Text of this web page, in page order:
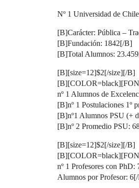
Nº 1 Universidad de Chile
[B]Carácter: Pública –
[B]Fundación: 1842[/B]
[B]Total Alumnos:
[B][size=12]$2[/size][/B]
nº 1 Alumnos de
[B]nº 1 Postulaciones 1º
[B]nº1 Alumnos PSU (+
[B]nº 2 Promedio PSU:
[B][size=12]$2[/size][/B]
nº 1 Profesores con
Alumnos por Profesor: